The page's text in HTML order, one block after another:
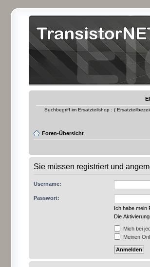
Suchbegriff im Ersatzteilshop : (
Foren-Übersicht
Sie müssen registriert und
Username:
Passwort:
Ich habe mein
Die
Mich bei
Meinen